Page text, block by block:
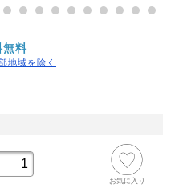
11 12 13 14 15 16 17 18 19 20
無料
地域を除く
お気に入り